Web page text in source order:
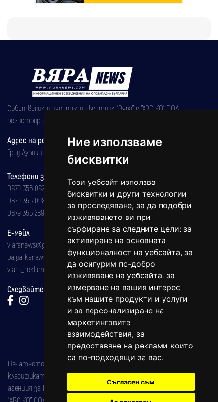
Ние използваме
бисквитки
Този уебсайт използва
бисквитки и други технологии
за проследяване, за да подобри
изживяването ви при
сърфиране за следните цели: за
активиране на основната
функционалност на уебсайта, за
да осигурим по-добро
изживяване на уебсайта, за
измерване на вашия интерес
към нашите продукти и услуги
и за персонализиране на
маркетинговите
взаимодействия, за
предоставяне на реклами които
са по-подходящи за вас.
Съгласен съм
Собственик и издател на вестник "Вяра" е "АВС КО" ООД,
регистрирана на 08.05.2002 година.
Адрес на редакцията
Град Дупница, ул.''Христо Ботев" 43
Телефони за реклама и абонаменти
0879 356 082
0879 356 098
0879 356 289
Е-мейл
viaranews@gmail.com
balgarkanews@gmail.com
viara_reklama@mail.bg
Следвайте ни:
Печатното издание на вестника е регистрирано в националния
класификатор на печатните издания (Българска национална
агенция за ISSN) под номер: ISSN 1312-4722.
"АВС КО" ООД е притежател на марката: Вяра информационен